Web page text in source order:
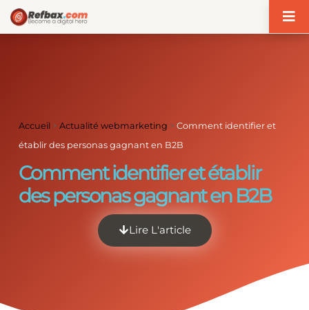
Accueil >Actualité webmarketing >Comment identifier et
établir des personas gagnant en B2B
Comment identifier et établir
des personas gagnant en B2B
Lire L'article
Panneau de gestion des cookies